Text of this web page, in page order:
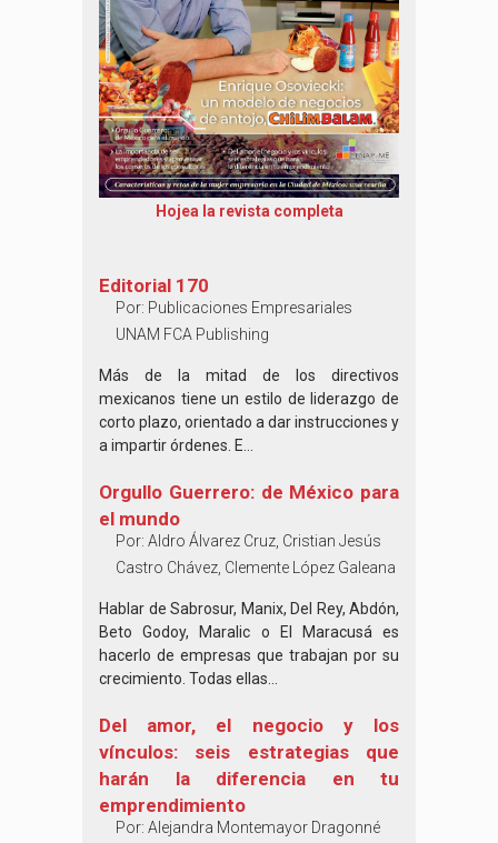
Hojea la revista completa
Editorial 170
Por: Publicaciones Empresariales
UNAM FCA Publishing
Más de la mitad de los directivos
mexicanos tiene un estilo de liderazgo de
corto plazo, orientado a dar instrucciones y
a impartir órdenes. E...
Orgullo Guerrero: de México para
el mundo
Por: Aldro Álvarez Cruz, Cristian Jesús
Castro Chávez, Clemente López Galeana
Hablar de Sabrosur, Manix, Del Rey, Abdón,
Beto Godoy, Maralic o El Maracusá es
hacerlo de empresas que trabajan por su
crecimiento. Todas ellas...
Del amor, el negocio y los
vínculos: seis estrategias que
harán la diferencia en tu
emprendimiento
Por: Alejandra Montemayor Dragonné